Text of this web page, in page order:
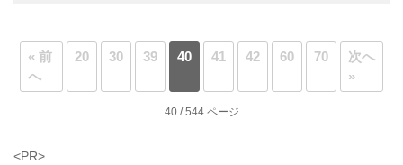
« 前
へ
20 30 39 40 41 42 60 70
次へ
»
40 / 544 ページ
<PR>